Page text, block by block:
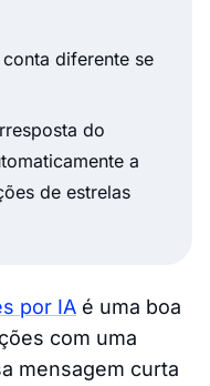
diferente se
do
a
de estrelas
por IA é uma boa
com uma
mensagem curta